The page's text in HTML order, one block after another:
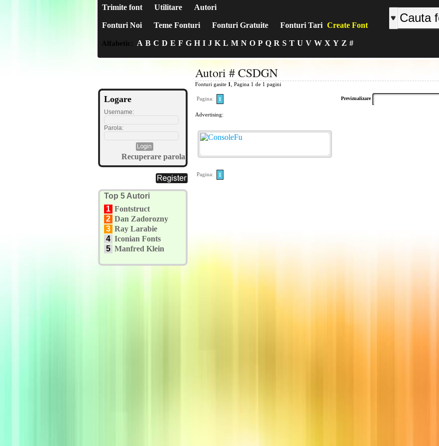
Trimite font Utilitare Autori
Fonturi Noi Teme Fonturi Fonturi Gratuite Fonturi Tari Create Font
Alfabetic: A B C D E F G H I J K L M N O P Q R S T U V W X Y Z #
Logare
Username:
Parola:
Recuperare parola
Top 5 Autori
1 Fontstruct
2 Dan Zadorozny
3 Ray Larabie
4 Iconian Fonts
5 Manfred Klein
Autori # CSDGN
Fonturi gasite 1 , Pagina 1 de 1 pagini
Pagina: 1 Previzualizare
Advertising:
Pagina: 1